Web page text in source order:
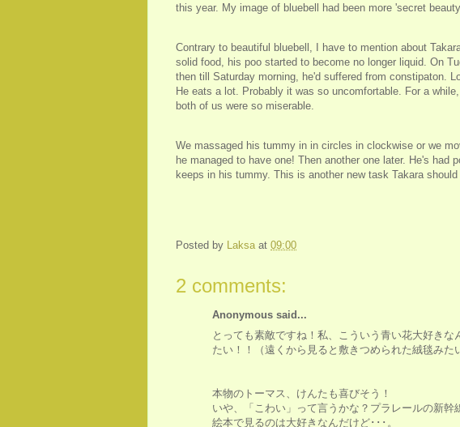
this year. My image of bluebell had been more 'secret
Contrary to beautiful bluebell, I have to mention about
solid food, his poo started to become no longer liquid. On
then till Saturday morning, he'd suffered from constipaton.
He eats a lot. Probably it was so uncomfortable. For a
both of us were so miserable.
We massaged his tummy in in circles in clockwise or we
he managed to have one! Then another one later. He's had
keeps in his tummy. This is another new task Takara should
Posted by Laksa at 09:00
2 comments:
Anonymous said...
とっても素敵ですね！私、こういう青い花大好き
たい！！（遠くから見ると敷きつめられた絨毯みた
本物のトーマス、けんたも喜びそう！
いや、「こわい」って言うかな？プラレールの新幹
絵本で見るのは大好きなんだけど･･･。